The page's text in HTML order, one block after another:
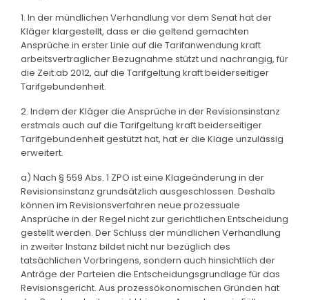
1. In der mündlichen Verhandlung vor dem Senat hat der
Kläger klargestellt, dass er die geltend gemachten
Ansprüche in erster Linie auf die Tarifanwendung kraft
arbeitsvertraglicher Bezugnahme stützt und nachrangig, für
die Zeit ab 2012, auf die Tarifgeltung kraft beiderseitiger
Tarifgebundenheit.
2. Indem der Kläger die Ansprüche in der Revisionsinstanz
erstmals auch auf die Tarifgeltung kraft beiderseitiger
Tarifgebundenheit gestützt hat, hat er die Klage unzulässig
erweitert.
a) Nach § 559 Abs. 1 ZPO ist eine Klageänderung in der
Revisionsinstanz grundsätzlich ausgeschlossen. Deshalb
können im Revisionsverfahren neue prozessuale
Ansprüche in der Regel nicht zur gerichtlichen Entscheidung
gestellt werden. Der Schluss der mündlichen Verhandlung
in zweiter Instanz bildet nicht nur bezüglich des
tatsächlichen Vorbringens, sondern auch hinsichtlich der
Anträge der Parteien die Entscheidungsgrundlage für das
Revisionsgericht. Aus prozessökonomischen Gründen hat